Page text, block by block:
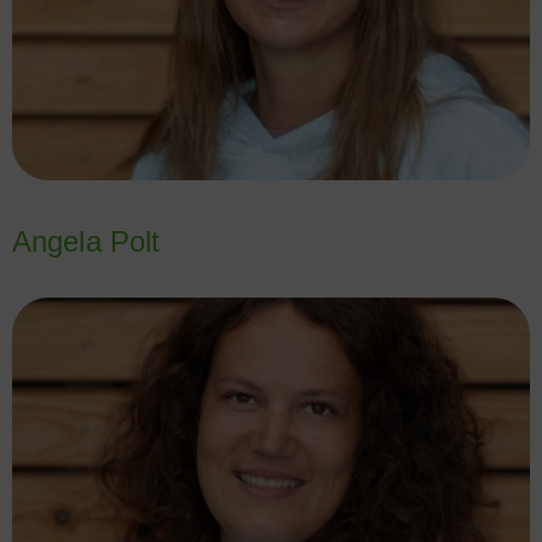
Angela Polt